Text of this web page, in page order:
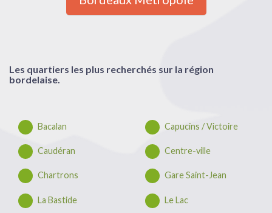
Les quartiers les plus recherchés sur la région
bordelaise.
Bacalan Capucins / Victoire
Caudéran Centre-ville
Chartrons Gare Saint-Jean
La Bastide Le Lac